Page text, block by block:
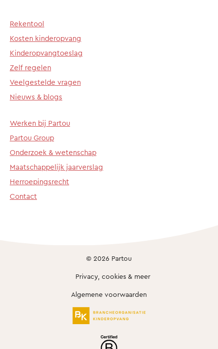
Rekentool
Kosten kinderopvang
Kinderopvangtoeslag
Zelf regelen
Veelgestelde vragen
Nieuws & blogs
Werken bij Partou
Partou Group
Onderzoek & wetenschap
Maatschappelijk jaarverslag
Herroepingsrecht
Contact
© 2026 Partou
Privacy, cookies & meer
Algemene voorwaarden